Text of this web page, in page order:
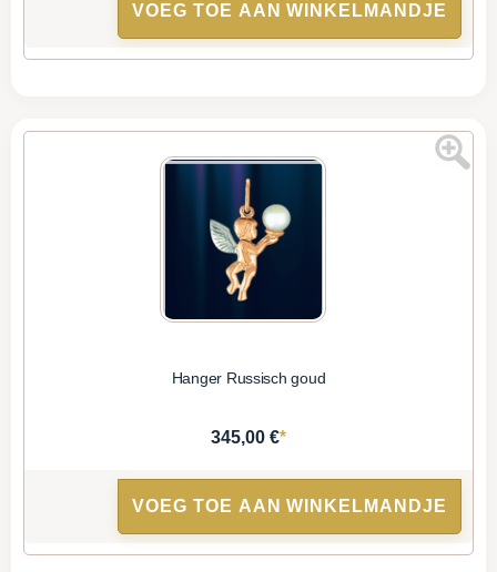
VOEG TOE AAN WINKELMANDJE
Hanger Russisch goud
345,00 €*
VOEG TOE AAN WINKELMANDJE